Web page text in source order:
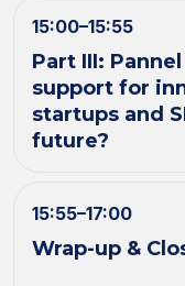
15:00–15:55
Part III:
support for
startups and
future?
15:55–17:00
Wrap-up &